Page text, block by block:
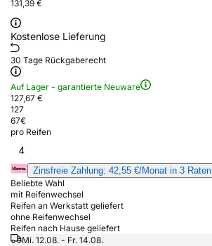
131,39 €
Kostenlose Lieferung
30 Tage Rückgaberecht
Auf Lager - garantierte Neuware
127,67 €
127
67€
pro Reifen
4
Zinsfreie Zahlung: 42,55 €/Monat in 3 Raten
Beliebte Wahl
mit Reifenwechsel
Reifen an Werkstatt geliefert
ohne Reifenwechsel
Reifen nach Hause geliefert
Mi. 12.08. - Fr. 14.08.